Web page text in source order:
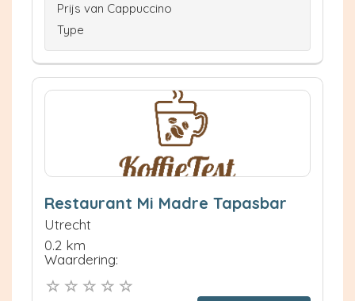
Prijs van Cappuccino
Type
Restaurant Mi Madre Tapasbar
Utrecht
0.2 km
Waardering: